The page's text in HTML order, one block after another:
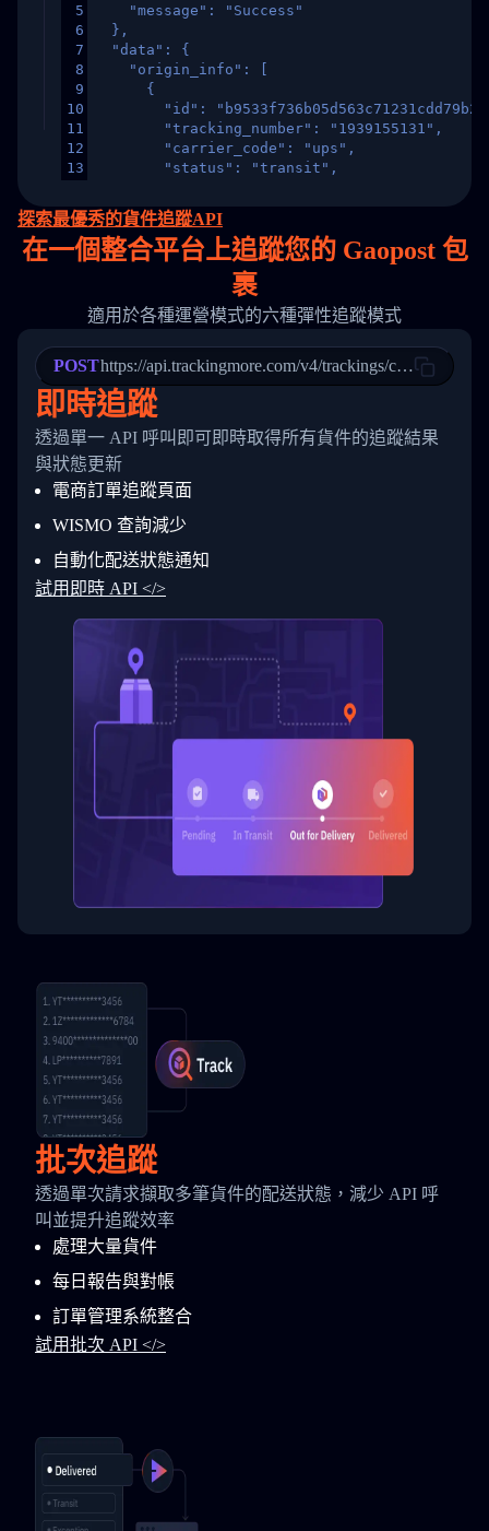
5
6
7
8
9
10
11
12
13
15
16
17
18
22
23
24
25
27
28
29
30
31
33
34
    "message": "Success"
  },
  "data": {
    "origin_info": [
      {
"id":
        "tracking_number": "1939155131",
        "carrier_code": "ups",
        "status": "transit",
"destination_country": "United
        "itemTimeLength": 2,
        "weblink": "",
        "phone": null,
        "trackinfo": [
          {
            "Date": "2017-03-08 04: 22: 00",
"StatusDescription": "Departed
"Details": "Departed Facility
          },
          {
            "Date": "2017-03-06 15:28:00",
"StatusDescription": "Shipment
"Details": "BEIJING-
          }
        ]
      }
  }
}
探索最優秀的貨件追蹤API
在一個整合平台上追蹤您的 Gaopost 包
裹
適用於各種運營模式的六種彈性追蹤模式
POSThttps://api.trackingmore.com/v4/trackings/create
即時追蹤
透過單一 API 呼叫即可即時取得所有貨件的追蹤結果
與狀態更新
電商訂單追蹤頁面
WISMO 查詢減少
自動化配送狀態通知
試用即時 API </>
批次追蹤
透過單次請求擷取多筆貨件的配送狀態，減少 API 呼
叫並提升追蹤效率
處理大量貨件
每日報告與對帳
訂單管理系統整合
試用批次 API </>